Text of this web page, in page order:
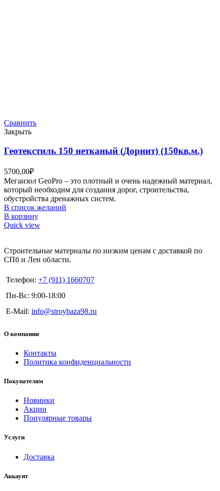
Сравнить
Закрыть
Геотекстиль 150 нетканый (Дорнит) (150кв.м.)
5700,00₽
Мегаизол GeoPro – это плотный и очень надежный материал,
который необходим для создания дорог, строительства,
обустройства дренажных систем.
В список желаний
В корзину
Quick view
Строительные материалы по низким ценам с доставкой по
СПб и Лен области.
Телефон: +7 (911) 1660707
Пн-Вс: 9:00-18:00
E-Mail: info@stroybaza98.ru
О компании
Контакты
Политика конфиденциальности
Покупателям
Новинки
Акции
Популярные товары
Услуги
Доставка
Аккаунт